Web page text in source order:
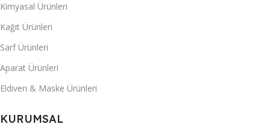
Kimyasal Ürünleri
Kağıt Ürünleri
Sarf Ürünleri
Aparat Ürünleri
Eldiven & Maske Ürünleri
KURUMSAL